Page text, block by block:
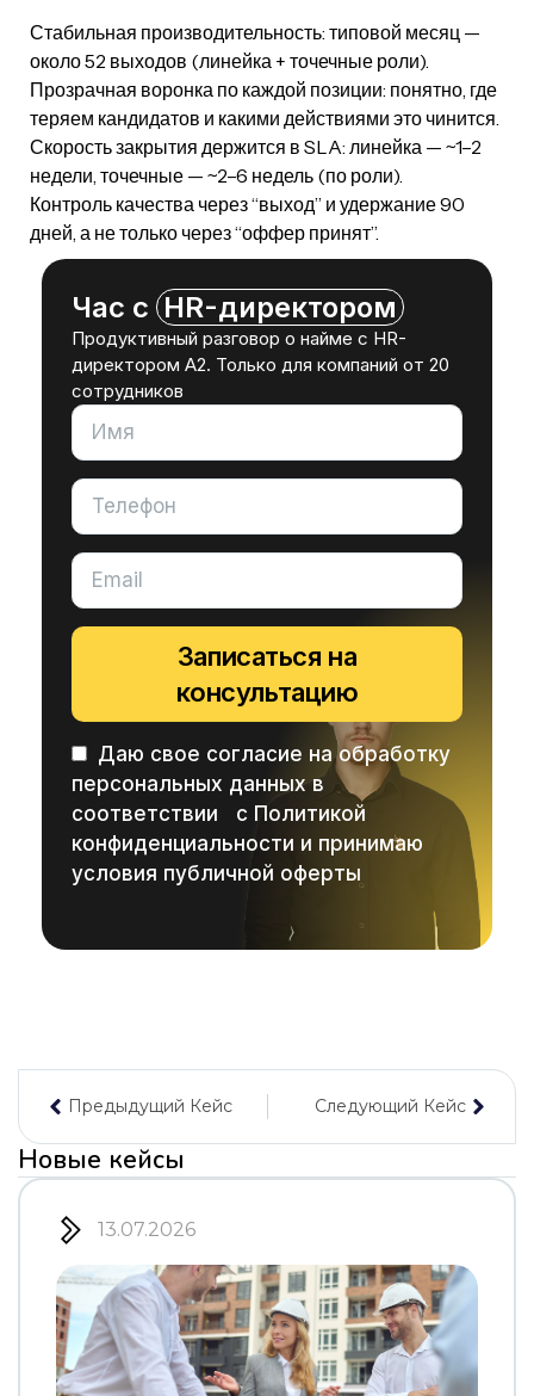
Стабильная производительность: типовой месяц —
около 52 выходов (линейка + точечные роли).
Прозрачная воронка по каждой позиции: понятно, где
теряем кандидатов и какими действиями это чинится.
Скорость закрытия держится в SLA: линейка — ~1–2
недели, точечные — ~2–6 недель (по роли).
Контроль качества через “выход” и удержание 90
дней, а не только через “оффер принят”.
Час с HR-директором
Продуктивный разговор о найме с HR-
директором A2. Только для компаний от 20
сотрудников
Даю свое согласие на обработку
персональных данных в
соответствии с Политикой
конфиденциальности и принимаю
условия публичной оферты
Записаться на
консультацию
Предыдущий Кейс Следующий Кейс
Новые кейсы
13.07.2026